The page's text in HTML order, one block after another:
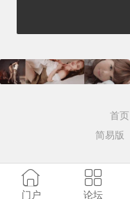
首页
简易版
门户 论坛